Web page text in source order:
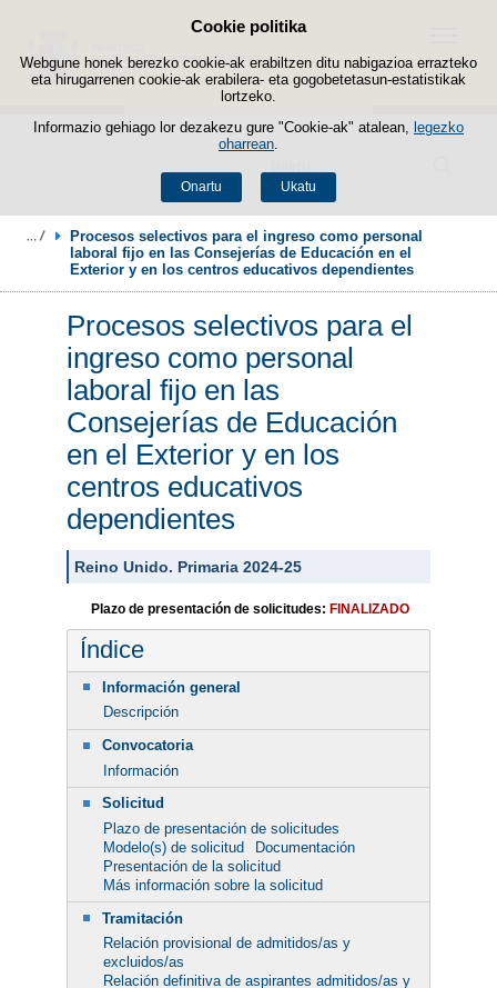
Cookie politika
Webgune honek berezko cookie-ak erabiltzen ditu nabigazioa errazteko
eta hirugarrenen cookie-ak erabilera- eta gogobetetasun-estatistikak
lortzeko.
Informazio gehiago lor dezakezu gure "Cookie-ak" atalean, legezko
oharrean
Onartu Ukatu
Edukira salto egin
Menua
Procesos selectivos para el ingreso como personal
laboral fijo en las Consejerías de Educación en el
Exterior y en los centros educativos dependientes
Procesos selectivos para el
ingreso como personal
laboral fijo en las
Consejerías de Educación
en el Exterior y en los
centros educativos
dependientes
Reino Unido. Primaria 2024-25
Plazo de presentación de solicitudes: FINALIZADO
Índice
Información general
Descripción
Convocatoria
Información
Solicitud
Plazo de presentación de solicitudes
Modelo(s) de solicitud
Documentación
Presentación de la solicitud
Más información sobre la solicitud
Tramitación
Relación provisional de admitidos/as y
excluidos/as
Relación definitiva de aspirantes admitidos/as y